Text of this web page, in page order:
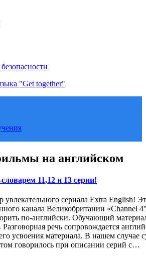
на английском
11,12 и 13 серии!
сериала Extra English!
канала Великобритании «Channel
по-английски. Обучающий
речь сопровождается
усвоения материала. В нашем случае
говорилось при описании серий с…